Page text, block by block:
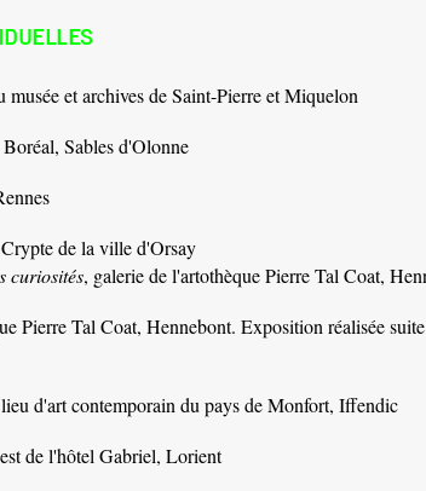
musée et archives de Saint-Pierre et Miquelon
Sables d'Olonne
de la ville d'Orsay
curiosités, galerie de l'artothèque Pierre Tal Coat,
Pierre Tal Coat, Hennebont. Exposition réalisée
d'art contemporain du pays de Monfort, Iffendic
de l'hôtel Gabriel, Lorient